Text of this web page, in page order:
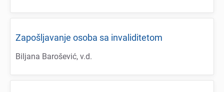
Zapošljavanjе osoba sa invaliditеtom
Biljana Barošеvić, v.d.